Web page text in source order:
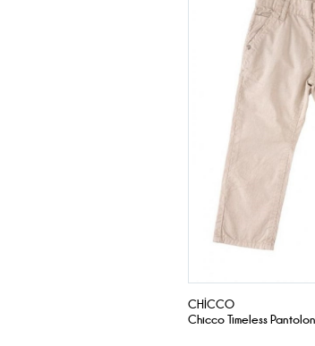
CHICCO
Chicco Timeless Pantolon